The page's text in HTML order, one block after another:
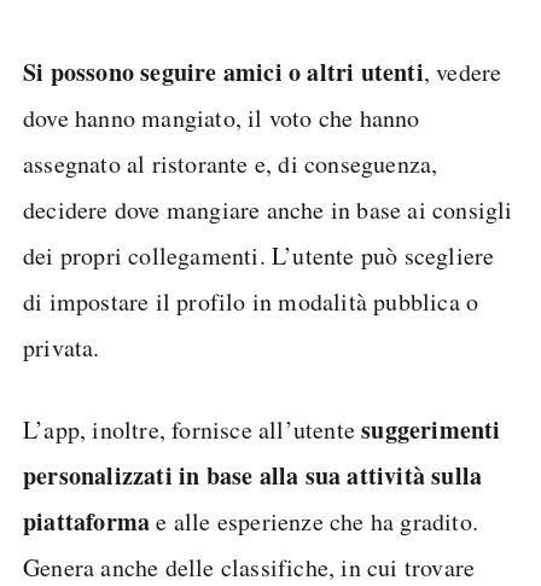
Si possono seguire amici o altri utenti, vedere
dove hanno mangiato, il voto che hanno
assegnato al ristorante e, di conseguenza,
decidere dove mangiare anche in base ai consigli
dei propri collegamenti. L’utente può scegliere
di impostare il profilo in modalità pubblica o
privata.
L’app, inoltre, fornisce all’utentesuggerimenti
personalizzati in base alla sua attività sulla
piattaformae alle esperienze che ha gradito.
Genera anche delle classifiche, in cui trovare